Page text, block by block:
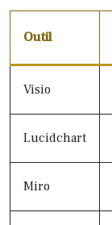
Outil
Visio
Lucidchart
Miro